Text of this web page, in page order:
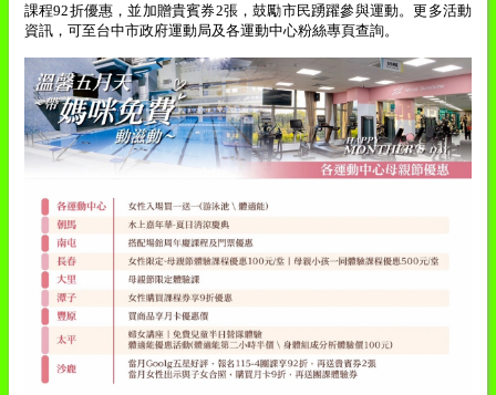
課程92折優惠，並加贈貴賓券2張，鼓勵市民踴躍參與運動。更多活動
資訊，可至台中市政府運動局及各運動中心粉絲專頁查詢。